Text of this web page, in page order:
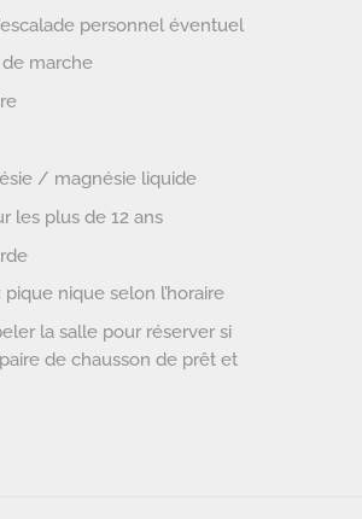
personnel éventuel
de marche
/ magnésie liquide
les plus de 12 ans
nique selon l’horaire
la salle pour réserver si
de chausson de prêt et